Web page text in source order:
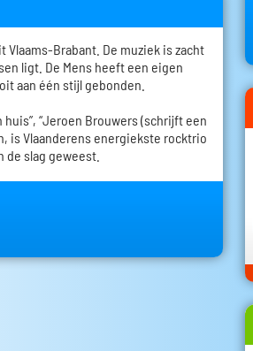
Vlaams-Brabant. De muziek is zacht
ligt. De Mens heeft een eigen
aan één stijl gebonden.
huis”, “Jeroen Brouwers (schrijft een
is Vlaanderens energiekste rocktrio
de slag geweest.